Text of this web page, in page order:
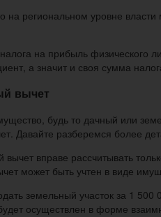
на региональном уровне
на прибыль физического
а значит и своя сумма
вычет
будь то дачный или
Давайте разберемся более
вправе рассчитывать
может быть учтен в виде
земельный участок за 1
осуществлен в форме